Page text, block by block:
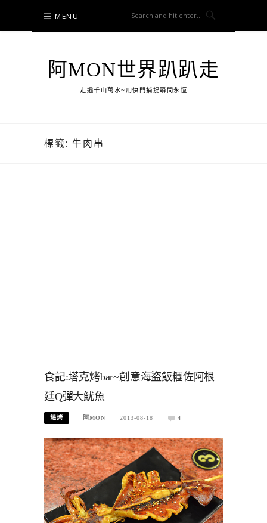
content
MENU
阿MON世界趴趴走
走遍千山萬水~用快門捕捉瞬間永恆
標籤: 牛肉串
食記:塔克烤bar~創意海盜飯糰佐阿根
廷Q彈大魷魚
燒烤 阿MON 2013-08-18 4